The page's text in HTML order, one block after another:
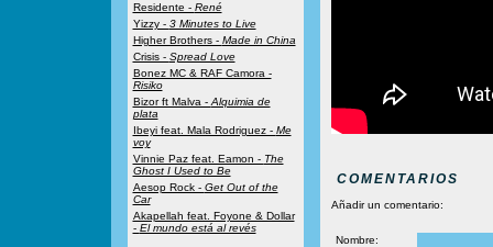
Residente - René
Yizzy - 3 Minutes to Live
Higher Brothers - Made in China
Crisis - Spread Love
Bonez MC & RAF Camora -
Risiko
Bizor ft Malva - Alquimia de
plata
Ibeyi feat. Mala Rodriguez - Me
voy
Vinnie Paz feat. Eamon - The
Ghost I Used to Be
Aesop Rock - Get Out of the
Car
Akapellah feat. Foyone & Dollar
- El mundo está al revés
COMENTARIOS
Añadir un comentario:
Nombre: